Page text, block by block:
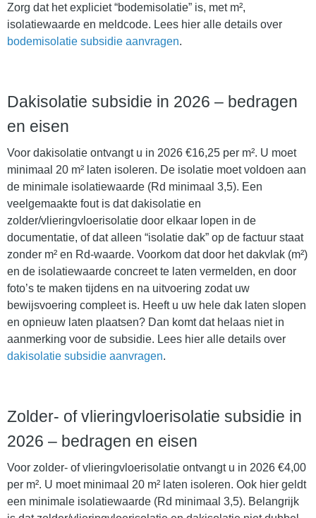
Zorg dat het expliciet “bodemisolatie” is, met m²,
isolatiewaarde en meldcode. Lees hier alle details over
bodemisolatie subsidie aanvragen.
Dakisolatie subsidie in 2026 – bedragen
en eisen
Voor dakisolatie ontvangt u in 2026 €16,25 per m². U moet
minimaal 20 m² laten isoleren. De isolatie moet voldoen aan
de minimale isolatiewaarde (Rd minimaal 3,5). Een
veelgemaakte fout is dat dakisolatie en
zolder/vlieringvloerisolatie door elkaar lopen in de
documentatie, of dat alleen “isolatie dak” op de factuur staat
zonder m² en Rd-waarde. Voorkom dat door het dakvlak (m²)
en de isolatiewaarde concreet te laten vermelden, en door
foto’s te maken tijdens en na uitvoering zodat uw
bewijsvoering compleet is. Heeft u uw hele dak laten slopen
en opnieuw laten plaatsen? Dan komt dat helaas niet in
aanmerking voor de subsidie. Lees hier alle details over
dakisolatie subsidie aanvragen.
Zolder- of vlieringvloerisolatie subsidie in
2026 – bedragen en eisen
Voor zolder- of vlieringvloerisolatie ontvangt u in 2026 €4,00
per m². U moet minimaal 20 m² laten isoleren. Ook hier geldt
een minimale isolatiewaarde (Rd minimaal 3,5). Belangrijk